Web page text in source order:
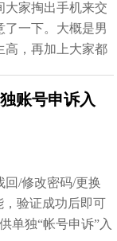
大家掏出手机来交
了一下。大概是男
高，再加上大家都
账号申诉入
回/修改密码/更换
，验证成功后即可
单独“帐号申诉”入